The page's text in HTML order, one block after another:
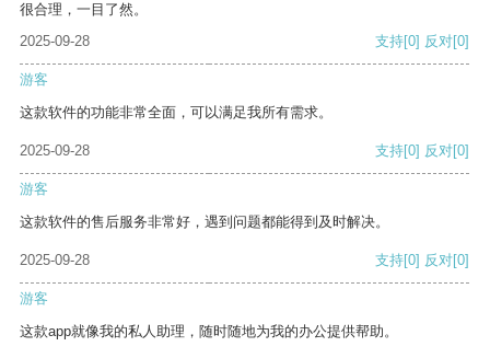
很合理，一目了然。
2025-09-28
支持[0] 反对[0]
游客
这款软件的功能非常全面，可以满足我所有需求。
2025-09-28 支持[0] 反对[0]
游客
这款软件的售后服务非常好，遇到问题都能得到及时解决。
2025-09-28 支持[0] 反对[0]
游客
这款app就像我的私人助理，随时随地为我的办公提供帮助。